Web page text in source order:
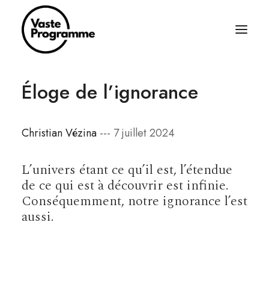
À PROPOS
BALADOS
ABONNEZ-VOUS
RÈGLES SIMPLES
CONTACT
Éloge de l’ignorance
Christian Vézina --- 7 juillet 2024
L’univers étant ce qu’il est, l’étendue
de ce qui est à découvrir est infinie.
Conséquemment, notre ignorance l’est
aussi.